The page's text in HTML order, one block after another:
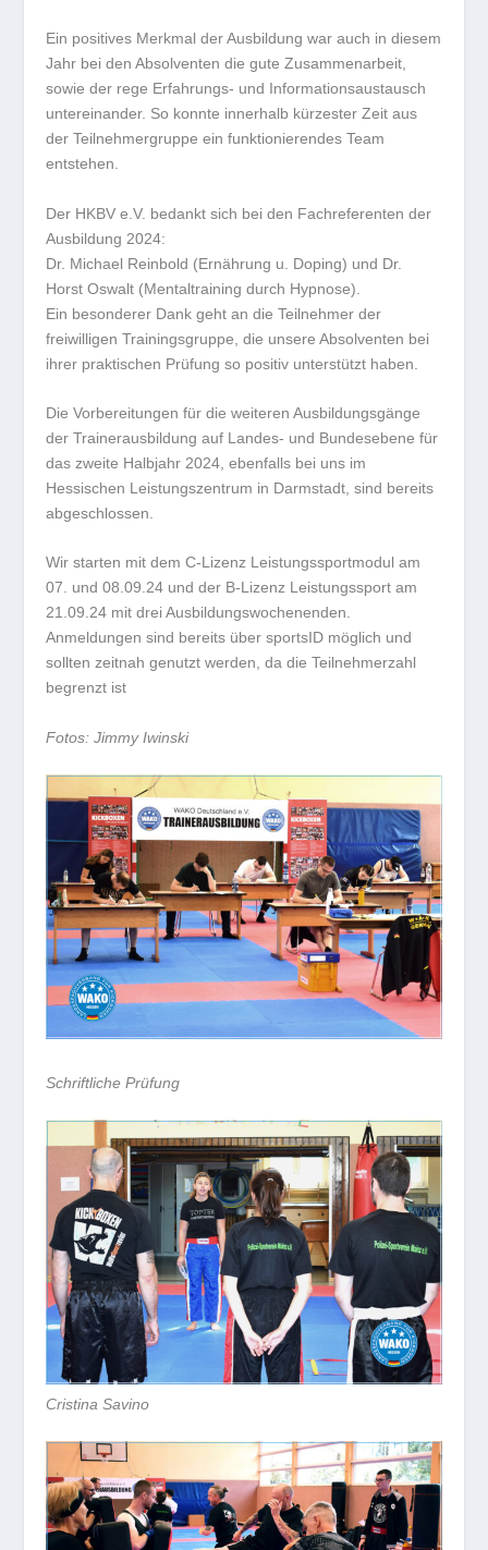
Ein positives Merkmal der Ausbildung war auch in diesem
Jahr bei den Absolventen die gute Zusammenarbeit,
sowie der rege Erfahrungs- und Informationsaustausch
untereinander. So konnte innerhalb kürzester Zeit aus
der Teilnehmergruppe ein funktionierendes Team
entstehen.
Der HKBV e.V. bedankt sich bei den Fachreferenten der
Ausbildung 2024:
Dr. Michael Reinbold (Ernährung u. Doping) und Dr.
Horst Oswalt (Mentaltraining durch Hypnose).
Ein besonderer Dank geht an die Teilnehmer der
freiwilligen Trainingsgruppe, die unsere Absolventen bei
ihrer praktischen Prüfung so positiv unterstützt haben.
Die Vorbereitungen für die weiteren Ausbildungsgänge
der Trainerausbildung auf Landes- und Bundesebene für
das zweite Halbjahr 2024, ebenfalls bei uns im
Hessischen Leistungszentrum in Darmstadt, sind bereits
abgeschlossen.
Wir starten mit dem C-Lizenz Leistungssportmodul am
07. und 08.09.24 und der B-Lizenz Leistungssport am
21.09.24 mit drei Ausbildungswochenenden.
Anmeldungen sind bereits über sportsID möglich und
sollten zeitnah genutzt werden, da die Teilnehmerzahl
begrenzt ist
Fotos: Jimmy Iwinski
Schriftliche Prüfung
Cristina Savino